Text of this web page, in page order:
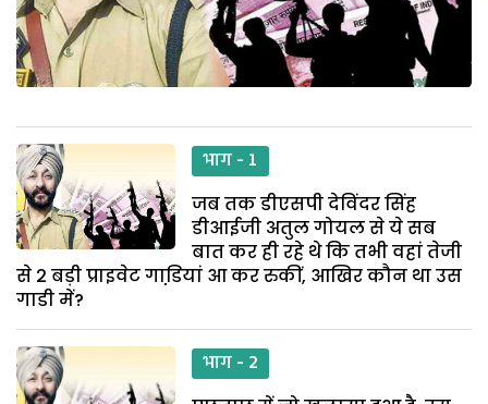
भाग - 1
जब तक डीएसपी देविंदर सिंह
डीआईजी अतुल गोयल से ये सब
बात कर ही रहे थे कि तभी वहां तेजी
से 2 बड़ी प्राइवेट गाडि़यां आ कर रुकीं, आखिर कौन था उस
गाडी में?
भाग - 2